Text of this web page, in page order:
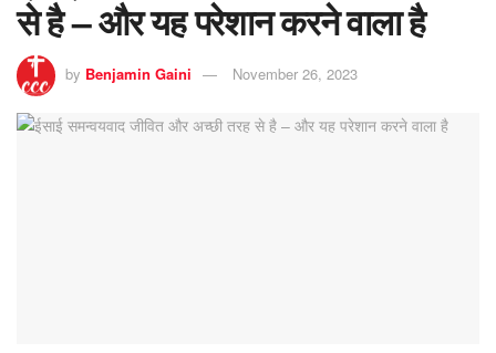
से है – और यह परेशान करने वाला है
by Benjamin Gaini November 26, 2023